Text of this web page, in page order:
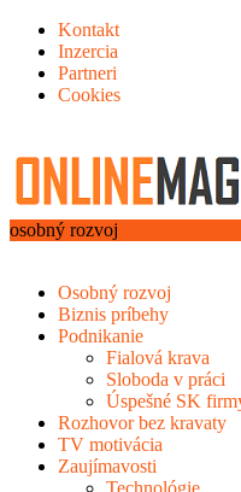
Kontakt
Inzercia
Partneri
Cookies
osobný rozvoj
Osobný rozvoj
Biznis príbehy
Podnikanie
Fialová krava
Sloboda v práci
Úspešné SK
Rozhovor bez kravaty
TV motivácia
Zaujímavosti
Technológie